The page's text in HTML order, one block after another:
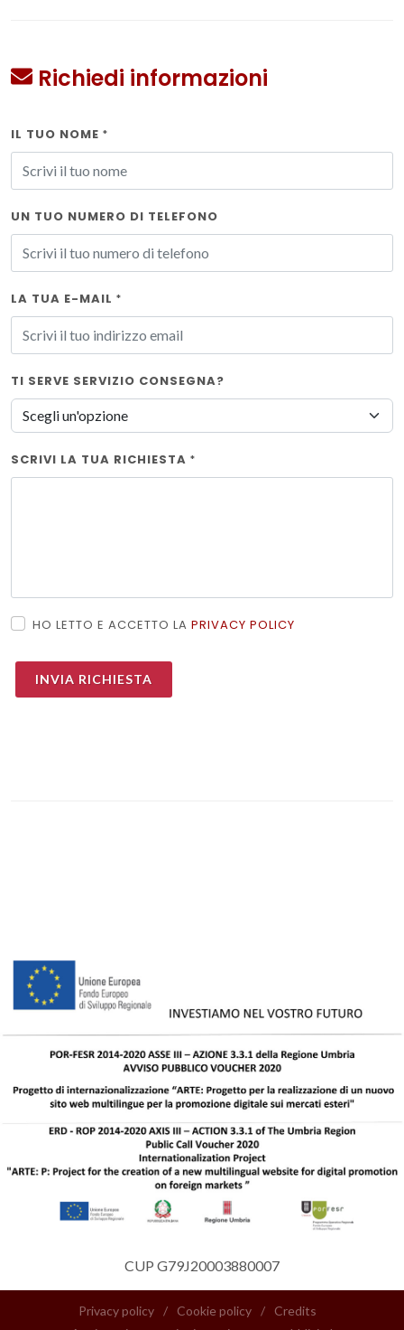
Richiedi informazioni
IL TUO NOME *
UN TUO NUMERO DI TELEFONO
LA TUA E-MAIL *
TI SERVE SERVIZIO CONSEGNA?
SCRIVI LA TUA RICHIESTA *
HO LETTO E ACCETTO LA PRIVACY POLICY
CUP G79J20003880007
Privacy policy / Cookie policy /
Credits